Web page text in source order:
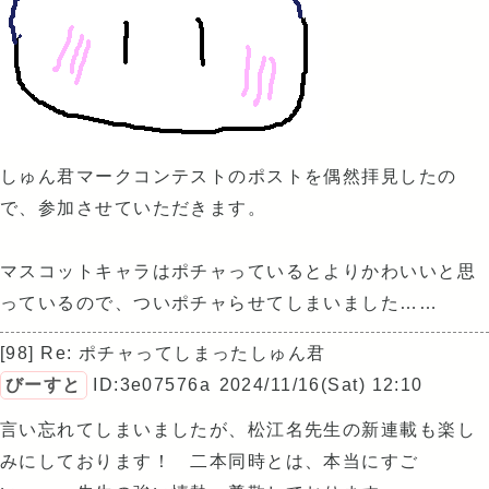
しゅん君マークコンテストのポストを偶然拝見したの
で、参加させていただきます。
マスコットキャラはポチャっているとよりかわいいと思
っているので、ついポチャらせてしまいました……
[98] Re: ポチャってしまったしゅん君
びーすと
ID:3e07576a 2024/11/16(Sat) 12:10
言い忘れてしまいましたが、松江名先生の新連載も楽し
みにしております！ 二本同時とは、本当にすご